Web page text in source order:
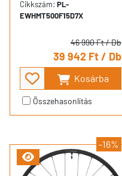
Cikkszám: PL-
EWHMT500F15D7X
46 990 Ft/ Db
39 942 Ft/ Db
Kosárba
Összehasonlítás
-16%